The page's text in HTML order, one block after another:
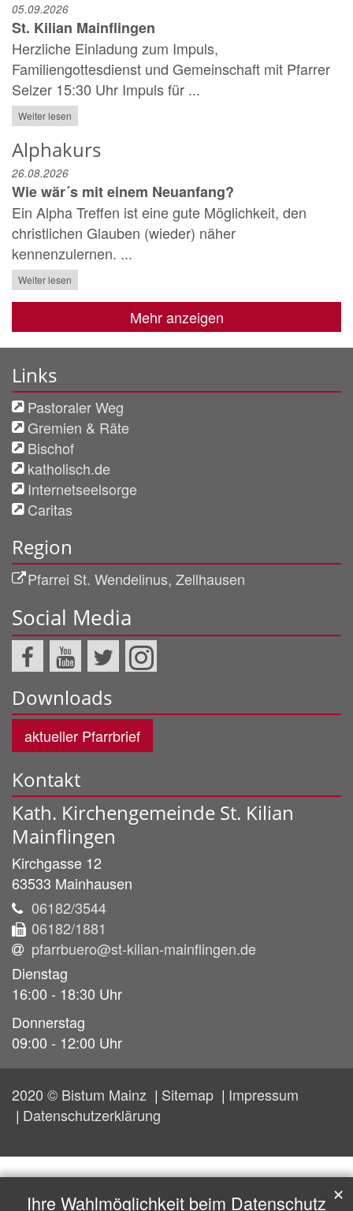
05.09.2026
St. Kilian Mainflingen
Herzliche Einladung zum Impuls,
Familiengottesdienst und Gemeinschaft mit Pfarrer
Selzer 15:30 Uhr Impuls für ...
Weiter lesen
Alphakurs
26.08.2026
Wie wär´s mit einem Neuanfang?
Ein Alpha Treffen ist eine gute Möglichkeit, den
christlichen Glauben (wieder) näher
kennenzulernen. ...
Weiter lesen
Mehr anzeigen
Links
Pastoraler Weg
Gremien & Räte
Bischof
katholisch.de
Internetseelsorge
Caritas
Region
Pfarrei St. Wendelinus, Zellhausen
Social Media
Downloads
aktueller Pfarrbrief
Kontakt
Kath. Kirchengemeinde St. Kilian
Mainflingen
Kirchgasse 12
63533 Mainhausen
06182/3544
06182/1881
pfarrbuero@st-kilian-mainflingen.de
Dienstag
16:00 - 18:30 Uhr
Donnerstag
09:00 - 12:00 Uhr
2020 © Bistum Mainz Sitemap
Impressum
Datenschutzerklärung
Ihre Wahlmöglichkeit beim Datenschutz ✕